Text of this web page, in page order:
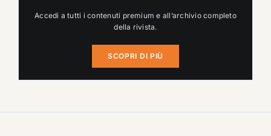
Accedi a tutti i contenuti premium e all’archivio completo
della rivista.
SCOPRI DI PIÙ